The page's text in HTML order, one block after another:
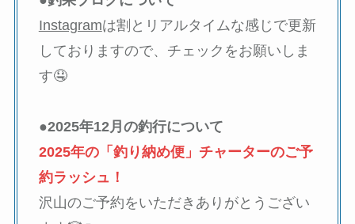
Instagramは割とリアルタイムな感じで更新
しておりますので、チェックをお願いしま
す🤤
●2025年12月の釣行について
2025年の「釣り納め便」チャーターのご予
約ラッシュ！
沢山のご予約をいただきありがとうござい